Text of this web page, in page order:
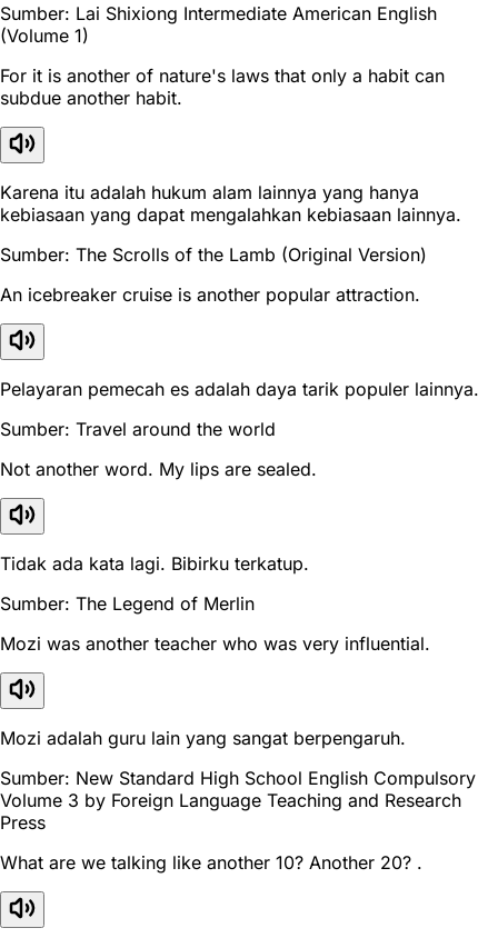
Sumber: Lai Shixiong Intermediate American English
(Volume 1)
For it is another of nature's laws that only a habit can
subdue another habit.
Karena itu adalah hukum alam lainnya yang hanya
kebiasaan yang dapat mengalahkan kebiasaan lainnya.
Sumber: The Scrolls of the Lamb (Original Version)
An icebreaker cruise is another popular attraction.
Pelayaran pemecah es adalah daya tarik populer lainnya.
Sumber: Travel around the world
Not another word. My lips are sealed.
Tidak ada kata lagi. Bibirku terkatup.
Sumber: The Legend of Merlin
Mozi was another teacher who was very influential.
Mozi adalah guru lain yang sangat berpengaruh.
Sumber: New Standard High School English Compulsory
Volume 3 by Foreign Language Teaching and Research
Press
What are we talking like another 10? Another 20? .